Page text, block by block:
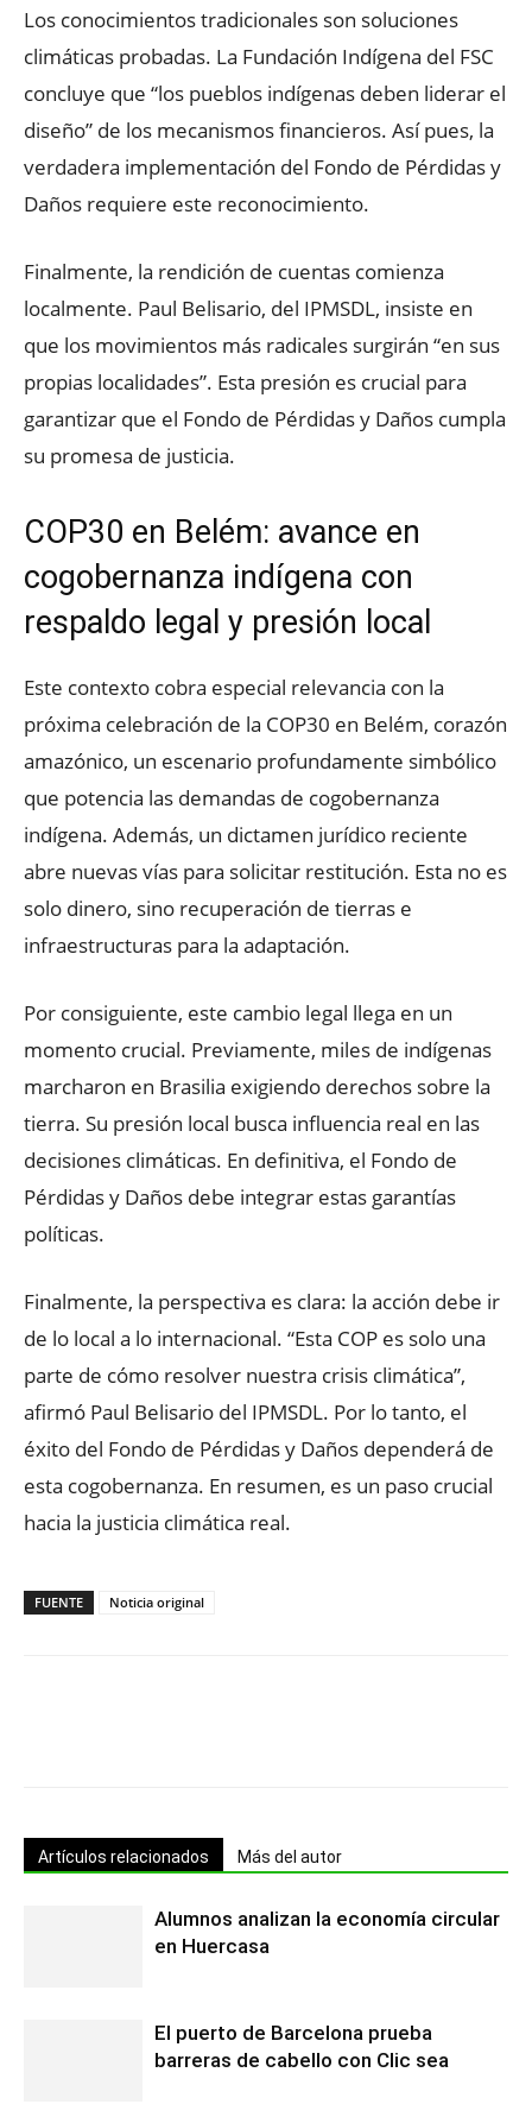
Los conocimientos tradicionales son soluciones
climáticas probadas. La Fundación Indígena del FSC
concluye que “los pueblos indígenas deben liderar el
diseño” de los mecanismos financieros. Así pues, la
verdadera implementación del Fondo de Pérdidas y
Daños requiere este reconocimiento.
Finalmente, la rendición de cuentas comienza
localmente. Paul Belisario, del IPMSDL, insiste en
que los movimientos más radicales surgirán “en sus
propias localidades”. Esta presión es crucial para
garantizar que el Fondo de Pérdidas y Daños cumpla
su promesa de justicia.
COP30 en Belém: avance en
cogobernanza indígena con
respaldo legal y presión local
Este contexto cobra especial relevancia con la
próxima celebración de la COP30 en Belém, corazón
amazónico, un escenario profundamente simbólico
que potencia las demandas de cogobernanza
indígena. Además, un dictamen jurídico reciente
abre nuevas vías para solicitar restitución. Esta no es
solo dinero, sino recuperación de tierras e
infraestructuras para la adaptación.
Por consiguiente, este cambio legal llega en un
momento crucial. Previamente, miles de indígenas
marcharon en Brasilia exigiendo derechos sobre la
tierra. Su presión local busca influencia real en las
decisiones climáticas. En definitiva, el Fondo de
Pérdidas y Daños debe integrar estas garantías
políticas.
Finalmente, la perspectiva es clara: la acción debe ir
de lo local a lo internacional. “Esta COP es solo una
parte de cómo resolver nuestra crisis climática”,
afirmó Paul Belisario del IPMSDL. Por lo tanto, el
éxito del Fondo de Pérdidas y Daños dependerá de
esta cogobernanza. En resumen, es un paso crucial
hacia la justicia climática real.
FUENTE Noticia original
Artículos relacionados Más del autor
Alumnos analizan la economía circular
en Huercasa
El puerto de Barcelona prueba
barreras de cabello con Clic sea